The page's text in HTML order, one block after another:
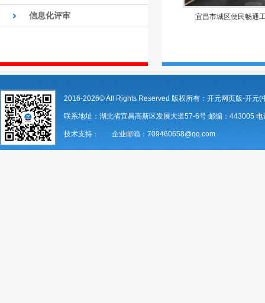
信息化评审 宜昌市城区便民畅通
2016-2026© All Rights Reserved 版权所有：开元网页版-开元(
联系地址：湖北省宜昌高新区发展大道57-6号 邮编：443005
技术支持： 企业邮箱：709460658@qq.com